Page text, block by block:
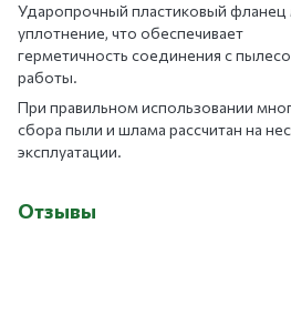
Ударопрочный пластиковый
уплотнение, что обеспечивает
герметичность соединения с
работы.
При правильном использовании
сбора пыли и шлама рассчитан на
эксплуатации.
Отзывы